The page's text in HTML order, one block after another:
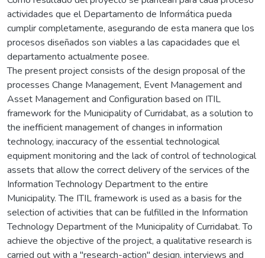
actividades que el Departamento de Informática pueda
cumplir completamente, asegurando de esta manera que los
procesos diseñados son viables a las capacidades que el
departamento actualmente posee.
The present project consists of the design proposal of the
processes Change Management, Event Management and
Asset Management and Configuration based on ITIL
framework for the Municipality of Curridabat, as a solution to
the inefficient management of changes in information
technology, inaccuracy of the essential technological
equipment monitoring and the lack of control of technological
assets that allow the correct delivery of the services of the
Information Technology Department to the entire
Municipality. The ITIL framework is used as a basis for the
selection of activities that can be fulfilled in the Information
Technology Department of the Municipality of Curridabat. To
achieve the objective of the project, a qualitative research is
carried out with a "research-action" design, interviews and